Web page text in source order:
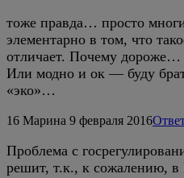
тоже правда… просто
элементарно в том, что
отличает. Почему дороже…
Или модно и ок — буду
«эко»…
16 Марина 9 февраля 2016
Проблема с
решит, т.к., к сожалению, в